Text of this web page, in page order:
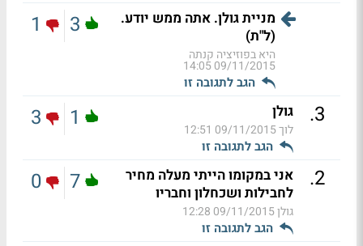
מניית גולן. אתה ממש יודע.
(ל"ת)
היא בפוזיציה קנתה
09/11/2015 14:05
הגב לתגובה זו
3
1
3
. גולן
לוך09/11/2015 12:51
הגב לתגובה זו
1
3
2
.
אני במקומו הייתי מעלה מחיר
לחבילות ושכחלון וחבריו
גולן09/11/2015 12:28
הגב לתגובה זו
7
0